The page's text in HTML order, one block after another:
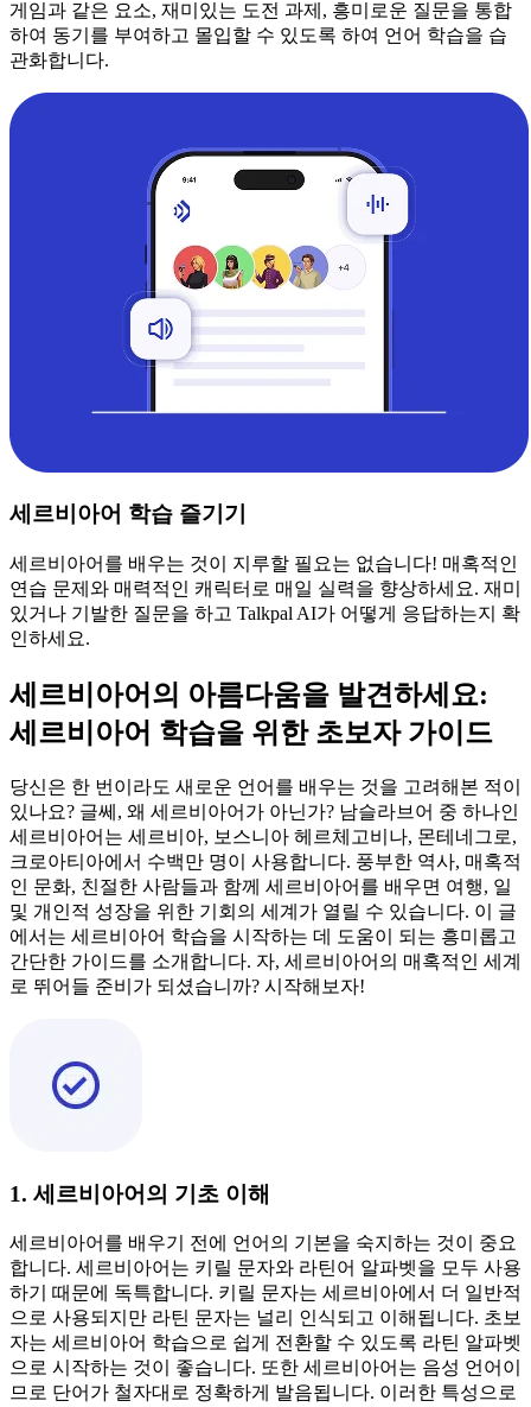
게임과 같은 요소, 재미있는 도전 과제, 흥미로운 질문을 통합
하여 동기를 부여하고 몰입할 수 있도록 하여 언어 학습을 습
관화합니다.
세르비아어 학습 즐기기
세르비아어를 배우는 것이 지루할 필요는 없습니다! 매혹적인
연습 문제와 매력적인 캐릭터로 매일 실력을 향상하세요. 재미
있거나 기발한 질문을 하고 Talkpal AI가 어떻게 응답하는지 확
인하세요.
세르비아어의 아름다움을 발견하세요:
세르비아어 학습을 위한 초보자 가이드
당신은 한 번이라도 새로운 언어를 배우는 것을 고려해본 적이
있나요? 글쎄, 왜 세르비아어가 아닌가? 남슬라브어 중 하나인
세르비아어는 세르비아, 보스니아 헤르체고비나, 몬테네그로,
크로아티아에서 수백만 명이 사용합니다. 풍부한 역사, 매혹적
인 문화, 친절한 사람들과 함께 세르비아어를 배우면 여행, 일
및 개인적 성장을 위한 기회의 세계가 열릴 수 있습니다. 이 글
에서는 세르비아어 학습을 시작하는 데 도움이 되는 흥미롭고
간단한 가이드를 소개합니다. 자, 세르비아어의 매혹적인 세계
로 뛰어들 준비가 되셨습니까? 시작해보자!
1. 세르비아어의 기초 이해
세르비아어를 배우기 전에 언어의 기본을 숙지하는 것이 중요
합니다. 세르비아어는 키릴 문자와 라틴어 알파벳을 모두 사용
하기 때문에 독특합니다. 키릴 문자는 세르비아에서 더 일반적
으로 사용되지만 라틴 문자는 널리 인식되고 이해됩니다. 초보
자는 세르비아어 학습으로 쉽게 전환할 수 있도록 라틴 알파벳
으로 시작하는 것이 좋습니다. 또한 세르비아어는 음성 언어이
므로 단어가 철자대로 정확하게 발음됩니다. 이러한 특성으로